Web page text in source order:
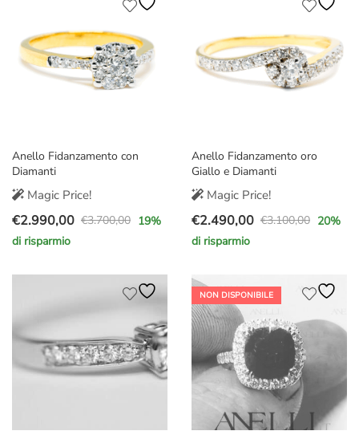
Anello Fidanzamento con
Diamanti
Magic Price!
€3.700,00
Il
prezzo
€2.990,00
Il
prezzo
19%
di risparmio
Anello Fidanzamento oro
Giallo e Diamanti
Magic Price!
€3.100,00
Il
prezzo
era:
€3.100,00.
€2.490,00
Il
prezzo
è:
€2.490,00.
20%
di risparmio
NON DISPONIBILE